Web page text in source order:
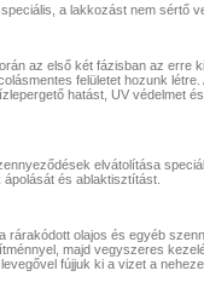
a lakkozást nem sértő
az első két fázisban az erre
felületet hozunk
hatást, UV védelmet
elvátolítása
és ablaktisztítást.
rárakódott olajos és egyéb
majd vegyszeres
fújjuk ki a vizet a